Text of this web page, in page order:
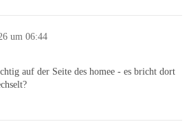
um 06:44
auf der Seite des homee - es bricht dort